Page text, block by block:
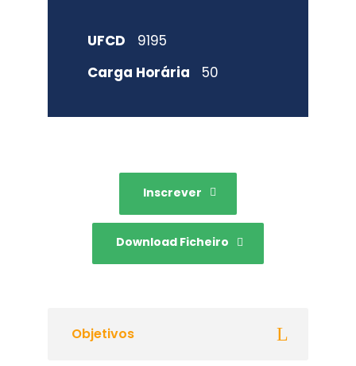
UFCD
9195
Carga Horária
50
Inscrever
Download Ficheiro
Objetivos